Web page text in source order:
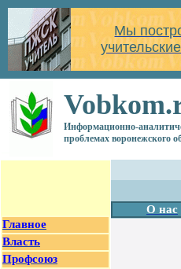
Мы
Информационно-
проблемах воронежского
Главное
Власть
Профсоюз
О нас